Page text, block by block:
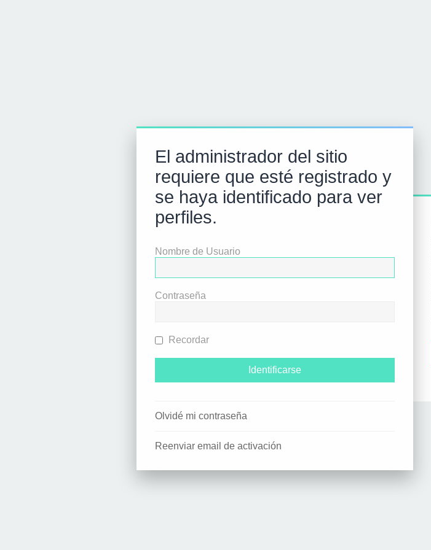
El administrador del sitio
requiere que esté registrado y
se haya identificado para ver
perfiles.
Nombre de Usuario
Contraseña
Recordar
Olvidé mi contraseña
Reenviar email de activación